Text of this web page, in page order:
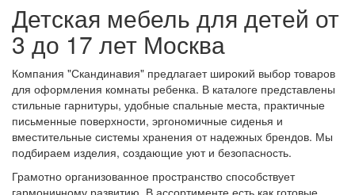
Детская мебель для детей от
3 до 17 лет Москва
Компания "Скандинавия" предлагает широкий выбор товаров
для оформления комнаты ребенка. В каталоге представлены
стильные гарнитуры, удобные спальные места, практичные
письменные поверхности, эргономичные сиденья и
вместительные системы хранения от надежных брендов. Мы
подбираем изделия, создающие уют и безопасность.
Грамотно организованное пространство способствует
гармоничному развитию. В ассортименте есть как готовые